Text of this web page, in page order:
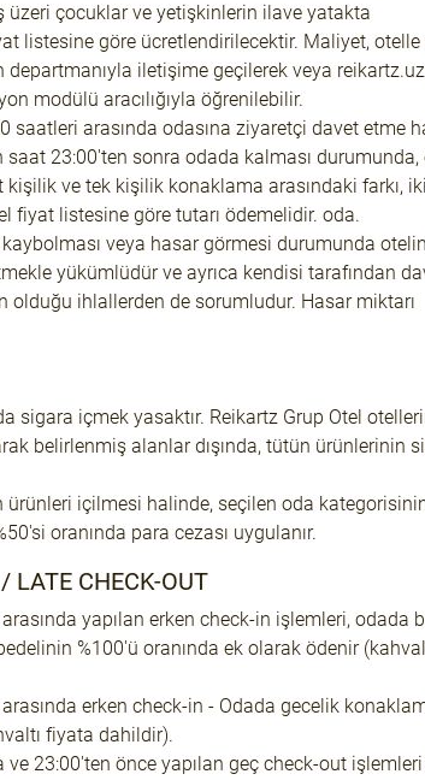
üzeri çocuklar ve yetişkinlerin ilave yatakta
listesine göre ücretlendirilecektir. Maliyet, otelle
departmanıyla iletişime geçilerek veya
modülü aracılığıyla öğrenilebilir.
saatleri arasında odasına ziyaretçi davet etme
23:00'ten sonra odada kalması durumunda,
ve tek kişilik konaklama arasındaki farkı, iki
fiyat listesine göre tutarı ödemelidir. oda.
kaybolması veya hasar görmesi durumunda otelin
yükümlüdür ve ayrıca kendisi tarafından
olduğu ihlallerden de sorumludur. Hasar miktarı
sigara içmek yasaktır. Reikartz Grup Otel
belirlenmiş alanlar dışında, tütün ürünlerinin
ürünleri içilmesi halinde, seçilen oda
oranında para cezası uygulanır.
LATE CHECK-OUT
yapılan erken check-in işlemleri, odada
%100'ü oranında ek olarak ödenir
erken check-in - Odada gecelik
fiyata dahildir).
ve 23:00'ten önce yapılan geç check-out